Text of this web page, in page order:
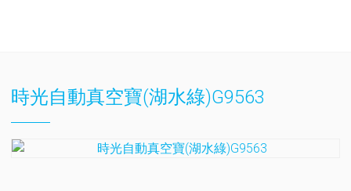
時光自動真空寶(湖水綠)G9563